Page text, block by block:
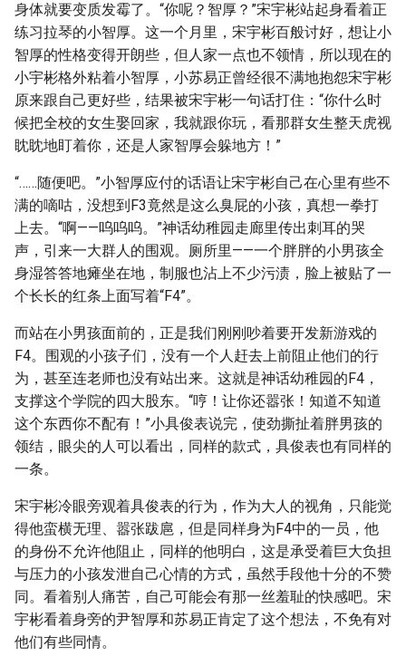
身体就要变质发霉了。“你呢？智厚？”宋宇彬站起身看着正
练习拉琴的小智厚。这一个月里，宋宇彬百般讨好，想让小
智厚的性格变得开朗些，但人家一点也不领情，所以现在的
小宇彬格外粘着小智厚，小苏易正曾经很不满地抱怨宋宇彬
原来跟自己更好些，结果被宋宇彬一句话打住：“你什么时
候把全校的女生娶回家，我就跟你玩，看那群女生整天虎视
眈眈地盯着你，还是人家智厚会躲地方！”
“……随便吧。”小智厚应付的话语让宋宇彬自己在心里有些不
满的嘀咕，没想到F3竟然是这么臭屁的小孩，真想一拳打
上去。“啊——呜呜呜。”神话幼稚园走廊里传出刺耳的哭
声，引来一大群人的围观。厕所里——一个胖胖的小男孩全
身湿答答地瘫坐在地，制服也沾上不少污渍，脸上被贴了一
个长长的红条上面写着“F4”。
而站在小男孩面前的，正是我们刚刚吵着要开发新游戏的
F4。围观的小孩子们，没有一个人赶去上前阻止他们的行
为，甚至连老师也没有站出来。这就是神话幼稚园的F4，
支撑这个学院的四大股东。“哼！让你还嚣张！知道不知道
这个东西你不配有！”小具俊表说完，使劲撕扯着胖男孩的
领结，眼尖的人可以看出，同样的款式，具俊表也有同样的
一条。
宋宇彬冷眼旁观着具俊表的行为，作为大人的视角，只能觉
得他蛮横无理、嚣张跋扈，但是同样身为F4中的一员，他
的身份不允许他阻止，同样的他明白，这是承受着巨大负担
与压力的小孩发泄自己心情的方式，虽然手段他十分的不赞
同。看着别人痛苦，自己可能会有那一丝羞耻的快感吧。宋
宇彬看着身旁的尹智厚和苏易正肯定了这个想法，不免有对
他们有些同情。